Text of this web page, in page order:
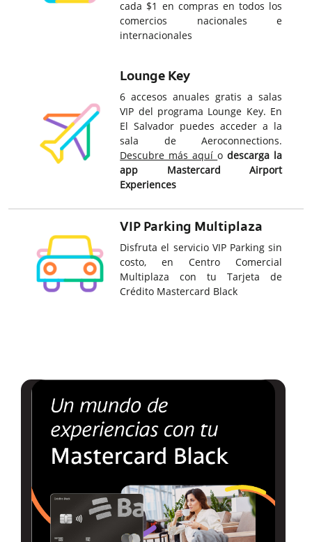
cada $1 en compras en todos los
comercios nacionales e
internacionales
Lounge Key
6 accesos anuales gratis a salas
VIP del programa Lounge Key. En
El Salvador puedes acceder a la
sala de Aeroconnections.
Descubre más aquíodescarga la
app Mastercard Airport
Experiences
VIP Parking Multiplaza
Disfruta el servicio VIP Parking sin
costo, en Centro Comercial
Multiplaza con tu Tarjeta de
Crédito Mastercard Black